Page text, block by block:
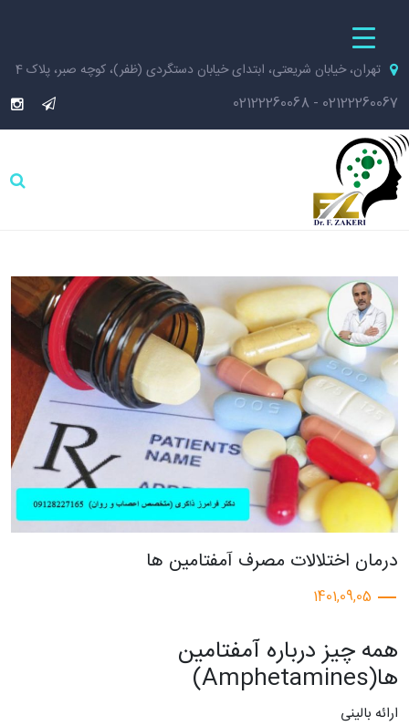
تهران، خیابان شریعتی، ابتدای خیابان دستگردی (ظفر)، کوچه صبر، پلاک 4
02122260067
-
02122260068
درمان اختلالات مصرف آمفتامین ها
1401,09,05
همه چیز درباره آمفتامین
ها(Amphetamines)
ارائه بالینی